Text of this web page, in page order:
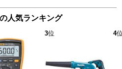
人気ランキング
3位 4